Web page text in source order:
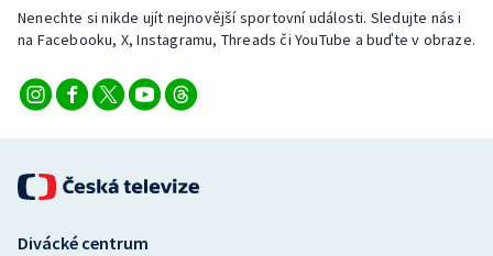
Nenechte si nikde ujít nejnovější sportovní události. Sledujte nás i
na Facebooku, X, Instagramu, Threads či YouTube a buďte v obraze.
Divácké centrum